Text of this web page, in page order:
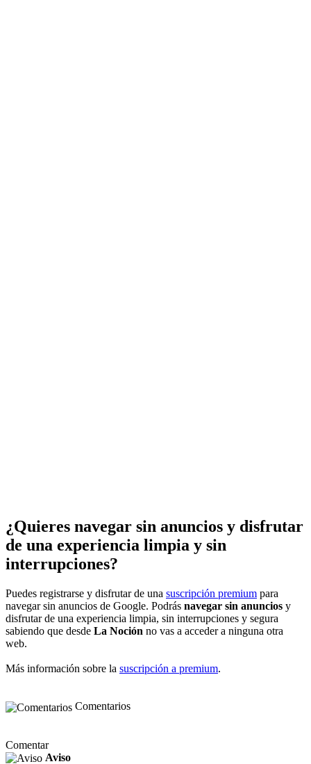
¿Quieres navegar sin anuncios y disfrutar
de una experiencia limpia y sin
interrupciones?
Puedes registrarse y disfrutar de una suscripción premium para
navegar sin anuncios de Google. Podrás navegar sin anuncios y
disfrutar de una experiencia limpia, sin interrupciones y segura
sabiendo que desde La Noción no vas a acceder a ninguna otra
web.
Más información sobre la suscripción a premium.
Comentarios
Comentar
Aviso